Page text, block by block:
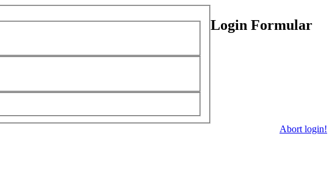
Login Formular
Abort login!